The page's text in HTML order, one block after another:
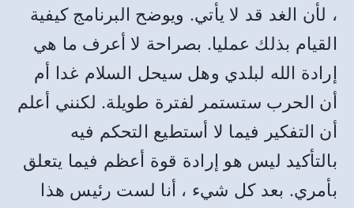
، لأن الغد قد لا يأتي. ويوضح البرنامج كيفية
القيام بذلك عمليا. بصراحة لا أعرف ما هي
إرادة الله لبلدي وهل سيحل السلام غدا أم
أن الحرب ستستمر لفترة طويلة. لكنني أعلم
أن التفكير فيما لا أستطيع التحكم فيه
بالتأكيد ليس هو إرادة قوة أعظم فيما يتعلق
بأمري. بعد كل شيء ، أنا لست رئيس هذا